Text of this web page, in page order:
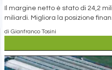
Il margine netto è stato di 24,2
miliardi. Migliora la posizione
di Gianfranco Tosini